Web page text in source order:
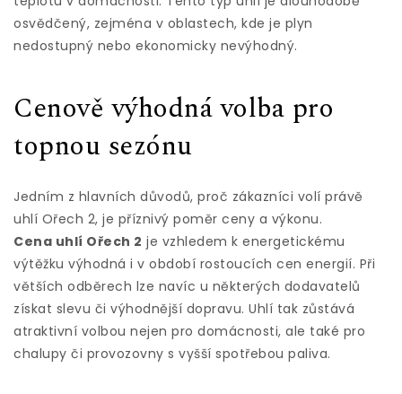
osvědčený, zejména v oblastech, kde je plyn
nedostupný nebo ekonomicky nevýhodný.
Cenově výhodná volba pro
topnou sezónu
Jedním z hlavních důvodů, proč zákazníci volí právě
uhlí Ořech 2, je příznivý poměr ceny a výkonu.
Cena uhlí Ořech 2 je vzhledem k energetickému
výtěžku výhodná i v období rostoucích cen energií. Při
větších odběrech lze navíc u některých dodavatelů
získat slevu či výhodnější dopravu. Uhlí tak zůstává
atraktivní volbou nejen pro domácnosti, ale také pro
chalupy či provozovny s vyšší spotřebou paliva.